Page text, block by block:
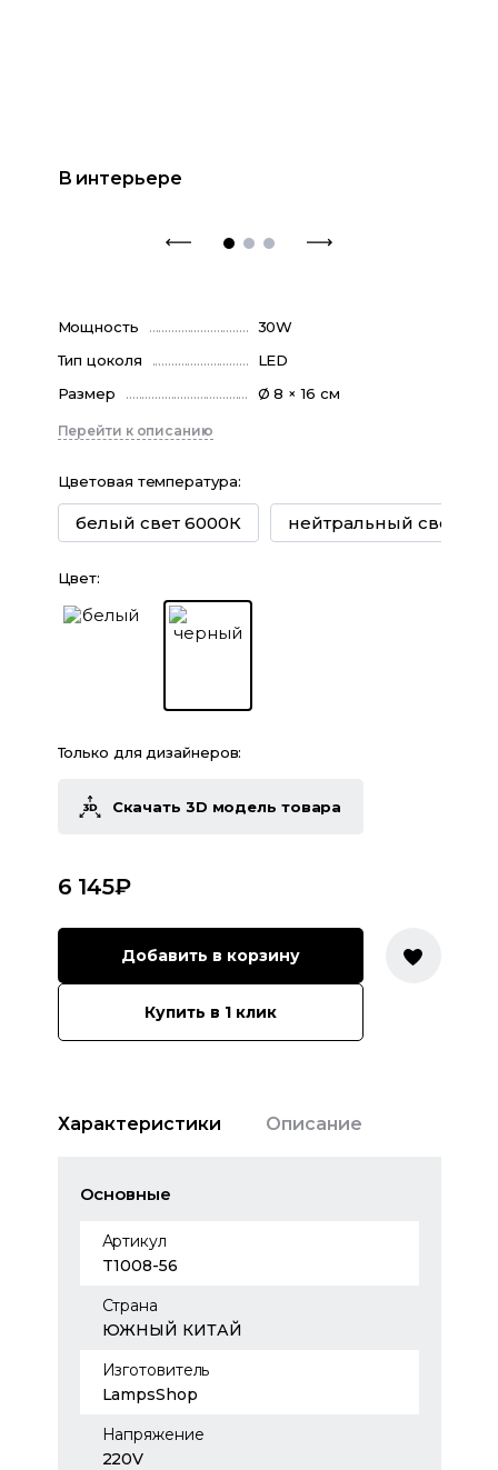
В интерьере
Мощность
30W
Тип цоколя
LED
Размер
Ø 8 × 16 см
Перейти к описанию
Цветовая температура:
белый свет 6000К нейтральный свет
Цвет:
Только для дизайнеров:
Скачать 3D модель товара
6 145₽
Добавить в корзину
Купить в 1 клик
Характеристики Описание
Основные
Артикул
T1008-56
Страна
ЮЖНЫЙ КИТАЙ
Изготовитель
LampsShop
Напряжение
220V